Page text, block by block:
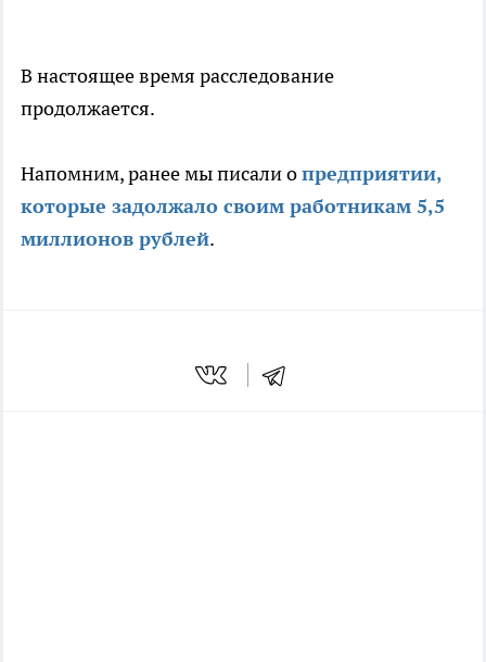
В настоящее время расследование
продолжается.
Напомним, ранее мы писали опредприятии,
которые задолжало своим работникам 5,5
миллионов рублей.